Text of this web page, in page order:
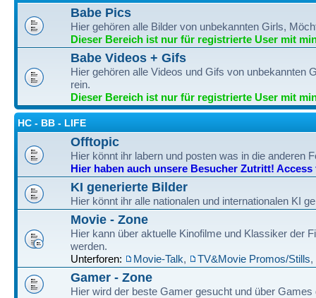
Babe Pics
Hier gehören alle Bilder von unbekannten Girls,
Dieser Bereich ist nur für registrierte User mit
Babe Videos + Gifs
Hier gehören alle Videos und Gifs von unbekannten
rein.
Dieser Bereich ist nur für registrierte User mit
HC - BB - LIFE
Offtopic
Hier könnt ihr labern und posten was in die anderen
Hier haben auch unsere Besucher Zutritt!
KI generierte Bilder
Hier könnt ihr alle nationalen und internationalen KI
Movie - Zone
Hier kann über aktuelle Kinofilme und Klassiker der
werden.
Unterforen:
Movie-Talk, TV&Movie Promos/Stills,
Gamer - Zone
Hier wird der beste Gamer gesucht und über Games